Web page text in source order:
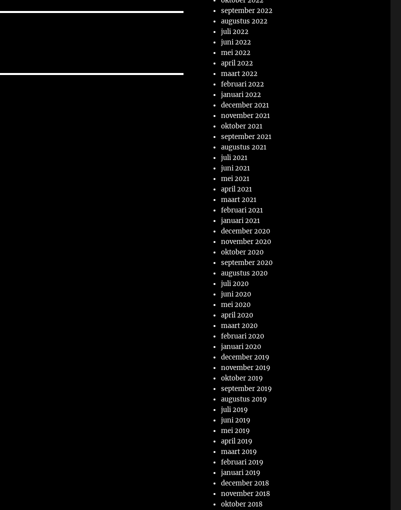
september 2022
augustus 2022
juli 2022
juni 2022
mei 2022
april 2022
maart 2022
februari 2022
januari 2022
december 2021
november 2021
oktober 2021
september 2021
augustus 2021
juli 2021
juni 2021
mei 2021
april 2021
maart 2021
februari 2021
januari 2021
december 2020
november 2020
oktober 2020
september 2020
augustus 2020
juli 2020
juni 2020
mei 2020
april 2020
maart 2020
februari 2020
januari 2020
december 2019
november 2019
oktober 2019
september 2019
augustus 2019
juli 2019
juni 2019
mei 2019
april 2019
maart 2019
februari 2019
januari 2019
december 2018
november 2018
oktober 2018